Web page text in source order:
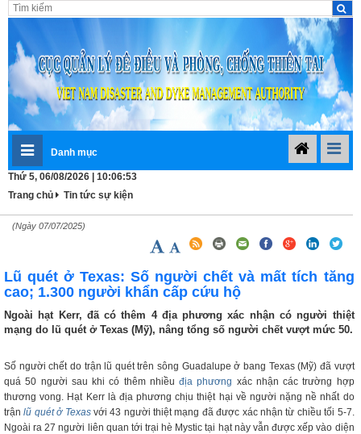
Danh mục
Thứ 5, 06/08/2026 | 10:06:53
Trang chủ
Tin tức sự kiện
(Ngày 07/07/2025)
Lũ quét ở Texas: Số người chết và mất tích tăng
cao; 1.300 người khẩn cấp cứu hộ
Ngoài hạt Kerr, đã có thêm 4 địa phương xác nhận có người thiệt
mạng do lũ quét ở Texas (Mỹ), nâng tổng số người chết vượt mức 50.
Số người chết do trận lũ quét trên sông Guadalupe ở bang Texas (Mỹ) đã vượt
quá 50 người sau khi có thêm nhiềuđịa phương xác nhận các trường hợp
thương vong. Hạt Kerr là địa phương chịu thiệt hại về người nặng nề nhất do
trận lũ quét ở Texas với 43 người thiệt mạng đã được xác nhận từ chiều tối 5-7.
Ngoài ra 27 người liên quan tới trại hè Mystic tại hạt này vẫn được xếp vào diện